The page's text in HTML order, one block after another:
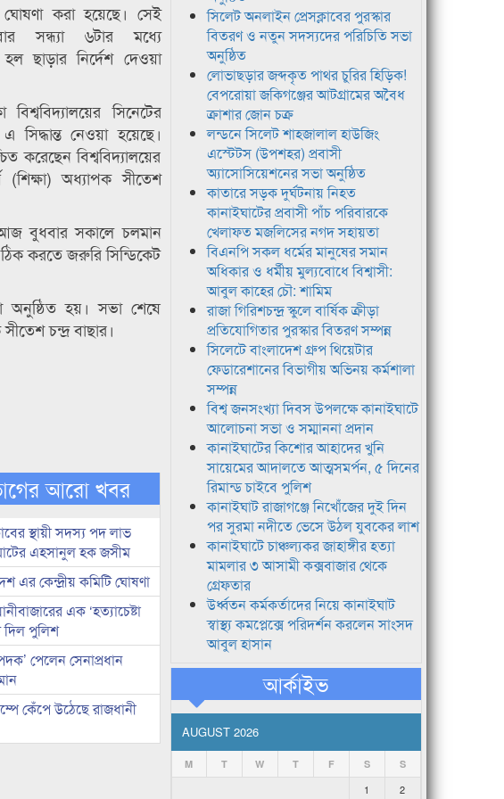
ঘোষণা করা হয়েছে। সেই
সন্ধ্যা ৬টার মধ্যে
হল ছাড়ার নির্দেশ দেওয়া
বিশ্ববিদ্যালয়ের সিনেটের
নেওয়া হয়েছে।
করেছেন বিশ্ববিদ্যালয়ের
(শিক্ষা) অধ্যাপক সীতেশ
বুধবার সকালে চলমান
করতে জরুরি সিন্ডিকেট
অনুষ্ঠিত হয়। সভা শেষে
চন্দ্র বাছার।
আরো খবর
স্থায়ী সদস্য পদ লাভ
এহসানুল হক জসীম
এর কেন্দ্রীয় কমিটি ঘোষণা
এক ‘হত্যাচেষ্টা
দিল পুলিশ
পেলেন সেনাপ্রধান
কেঁপে উঠেছে রাজধানী
সিলেট অনলাইন প্রেসক্লাবের পুরস্কার
বিতরণ ও নতুন সদস্যদের পরিচিতি সভা
অনুষ্ঠিত
লোভাছড়ার জব্দকৃত পাথর চুরির হিড়িক!
বেপরোয়া জকিগঞ্জের আটগ্রামের অবৈধ
ক্রাশার জোন চক্র
লন্ডনে সিলেট শাহজালাল হাউজিং
এস্টেটস (উপশহর) প্রবাসী
অ্যাসোসিয়েশনের সভা অনুষ্ঠিত
কাতারে সড়ক দুর্ঘটনায় নিহত
কানাইঘাটের প্রবাসী পাঁচ পরিবারকে
খেলাফত মজলিসের নগদ সহায়তা
বিএনপি সকল ধর্মের মানুষের সমান
অধিকার ও ধর্মীয় মুল্যবোধে বিশ্বাসী:
আবুল কাহের চৌ: শামিম
রাজা গিরিশচন্দ্র স্কুলে বার্ষিক ক্রীড়া
প্রতিযোগিতার পুরস্কার বিতরণ সম্পন্ন
সিলেটে বাংলাদেশ গ্রুপ থিয়েটার
ফেডারেশানের বিভাগীয় অভিনয় কর্মশালা
সম্পন্ন
বিশ্ব জনসংখ্যা দিবস উপলক্ষে কানাইঘাটে
আলোচনা সভা ও সম্মাননা প্রদান
কানাইঘাটের কিশোর আহাদের খুনি
সায়েমের আদালতে আত্মসমর্পন, ৫ দিনের
রিমান্ড চাইবে পুলিশ
কানাইঘাট রাজাগঞ্জে নিখোঁজের দুই দিন
পর সুরমা নদীতে ভেসে উঠল যুবকের লাশ
কানাইঘাটে চাঞ্চল্যকর জাহাঙ্গীর হত্যা
মামলার ৩ আসামী কক্সবাজার থেকে
গ্রেফতার
উর্ধ্বতন কর্মকর্তাদের নিয়ে কানাইঘাট
স্বাস্থ্য কমপ্লেক্সে পরিদর্শন করলেন সাংসদ
আবুল হাসান
আর্কাইভ
AUGUST 2026
M T W T F S S
1
2